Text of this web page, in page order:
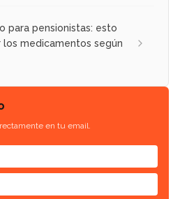
para pensionistas: esto
medicamentos según
en tu email.